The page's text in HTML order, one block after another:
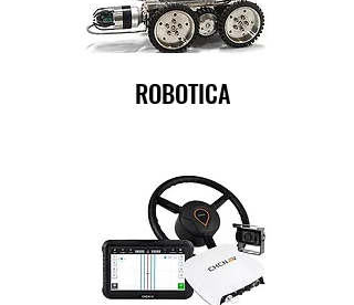
ROBOTICA